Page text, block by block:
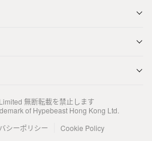
無断転載を禁止します
of Hypebeast Hong Kong Ltd.
シーポリシー
Cookie Policy